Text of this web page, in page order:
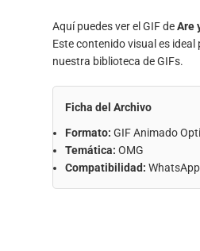
Aquí puedes ver el GIF deAre
Este contenido visual es
nuestra biblioteca de GIFs.
Ficha del Archivo
Formato: GIF Animado
Temática: OMG
Compatibilidad: